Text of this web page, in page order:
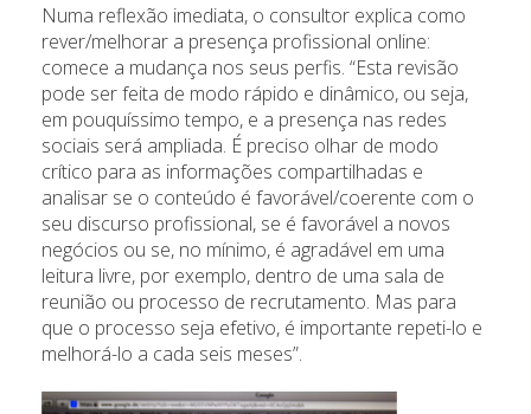
Numa reflexão imediata, o consultor explica como
rever/melhorar a presença profissional online:
comece a mudança nos seus perfis. “Esta revisão
pode ser feita de modo rápido e dinâmico, ou seja,
em pouquíssimo tempo, e a presença nas redes
sociais será ampliada. É preciso olhar de modo
crítico para as informações compartilhadas e
analisar se o conteúdo é favorável/coerente com o
seu discurso profissional, se é favorável a novos
negócios ou se, no mínimo, é agradável em uma
leitura livre, por exemplo, dentro de uma sala de
reunião ou processo de recrutamento. Mas para
que o processo seja efetivo, é importante repeti-lo e
melhorá-lo a cada seis meses”.